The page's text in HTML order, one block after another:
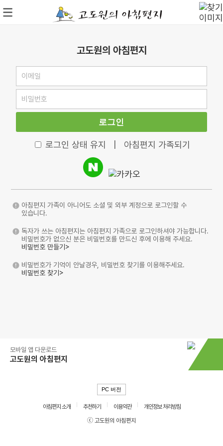
고도원의 아침편지
로그인
로그인 상태 유지 아침편지 가족되기
아침편지 가족이 아니어도 소셜 및 외부 계정으로 로그인할 수
있습니다.
독자가 쓰는 아침편지는 아침편지 가족으로 로그인하셔야 가능합니다.
비밀번호가 없으신 분은 비밀번호를 만드신 후에 이용해 주세요.
비밀번호 만들기>
비밀번호가 기억이 안날경우, 비밀번호 찾기를 이용해주세요.
비밀번호 찾기>
모바일 앱 다운로드
고도원의 아침편지
PC 버전
아침편지 소개 추천하기 이용약관
개인정보 처리방침
ⓒ 고도원의 아침편지